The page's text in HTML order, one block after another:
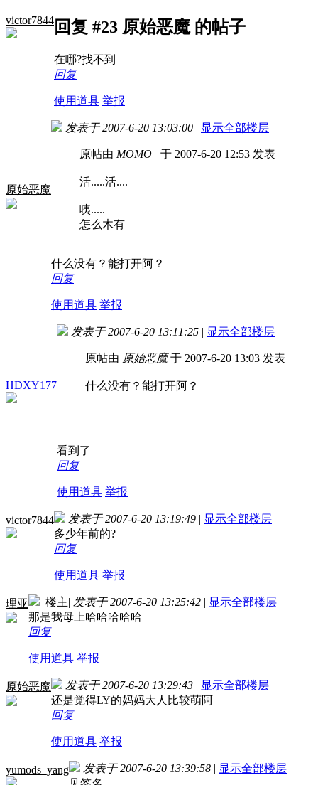
victor7844 回复 #23 原始恶魔 的帖子
在哪?找不到
回复
使用道具 举报
原始恶魔
发表于 2007-6-20 13:03:00 | 显示全部楼层
原帖由 MOMO_ 于 2007-6-20 12:53 发表
活.....活....
咦.....
怎么木有
什么没有？能打开阿？
回复
使用道具 举报
HDXY177
发表于 2007-6-20 13:11:25 | 显示全部楼层
原帖由 原始恶魔于 2007-6-20 13:03 发表
什么没有？能打开阿？
看到了
回复
使用道具 举报
victor7844 发表于 2007-6-20 13:19:49 | 显示全部楼层
多少年前的?
回复
使用道具 举报
理亚 楼主| 发表于 2007-6-20 13:25:42 | 显示全部楼层
那是我母上哈哈哈哈哈
回复
使用道具 举报
原始恶魔 发表于 2007-6-20 13:29:43 | 显示全部楼层
还是觉得LY的妈妈大人比较萌阿
回复
使用道具 举报
yumods_yang 发表于 2007-6-20 13:39:58 | 显示全部楼层